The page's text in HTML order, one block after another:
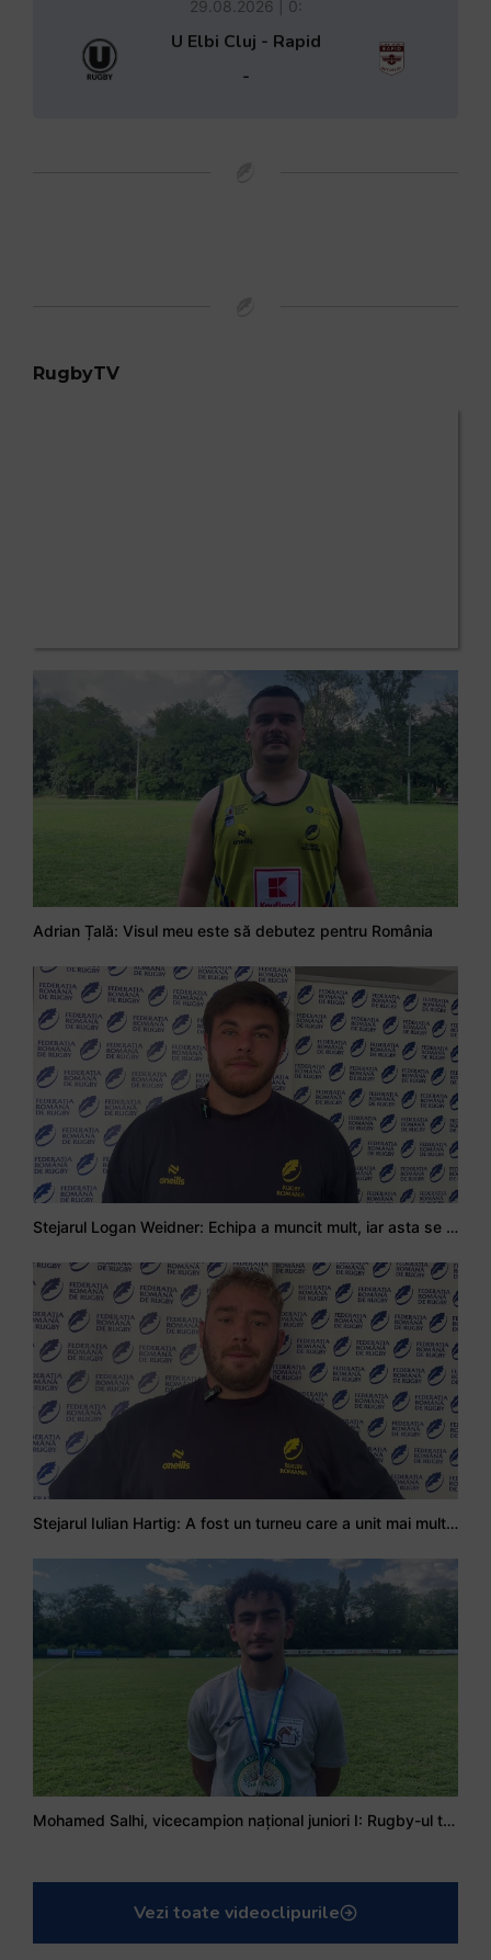
29.08.2026 | 0:
U Elbi Cluj - Rapid
-
RugbyTV
Adrian Țală: Visul meu este să debutez pentru România
Stejarul Logan Weidner: Echipa a muncit mult, iar asta se va vedea în meciurile de la Nations Cup
Stejarul Iulian Hartig: A fost un turneu care a unit mai mult echipa
Mohamed Salhi, vicecampion național juniori I: Rugby-ul te învață să accepți și înfrângerile
Vezi toate videoclipurile